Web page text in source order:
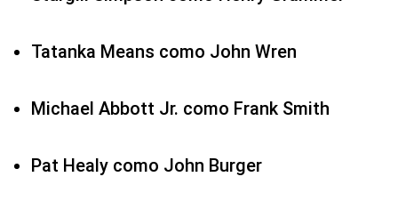
Tatanka Means como John Wren
Michael Abbott Jr. como Frank Smith
Pat Healy como John Burger